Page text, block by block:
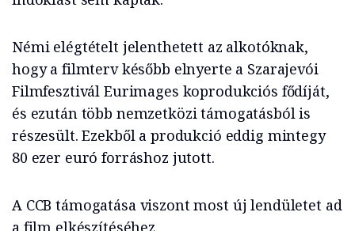
Némi elégtételt jelenthetett az alkotóknak,
hogy a filmterv később elnyerte a Szarajevói
Filmfesztivál Eurimages koprodukciós fődíját,
és ezután több nemzetközi támogatásból is
részesült. Ezekből a produkció eddig mintegy
80 ezer euró forráshoz jutott.
A CCB támogatása viszont most új lendületet ad
a film elkészítéséhez.